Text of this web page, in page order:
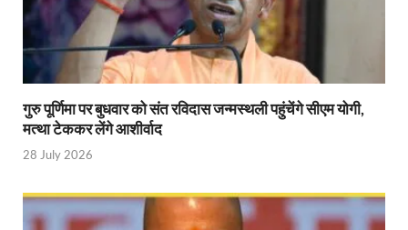
Mandir Cluster Model: पुरा महादेव मंदिर का ‘मंदिर
MMMUT Girls Hostel: एमएमएमयूटी में साइबर फोरेंसिक
Indian Railway Action: भारतीय रेलवे की बड़ी करवाई,
NCBC Chairman: साध्वी निरंजन ज्योति बनी राष्ट्रीय
Pateshvari Mata Darshan: मुख्यमंत्री ने किए मां
गुरु पूर्णिमा पर बुधवार को संत रविदास जन्मस्थली पहुंचेंगे सीएम योगी,
मत्था टेककर लेंगे आशीर्वाद
28 July 2026